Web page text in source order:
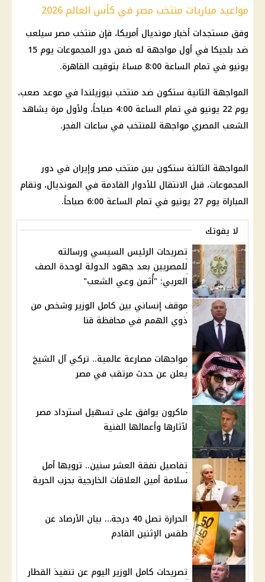
مواعيد مباريات منتخب مصر في كأس العالم 2026
وفق مستجدات أخبار مونديال أمريكا، فإن منتخب مصر سيلعب
ضد بلجيكا في أول مواجهة له ضمن دور المجموعات يوم 15
يونيو في تمام الساعة 8:00 مساءً بتوقيت القاهرة.
المواجهة الثانية ستكون ضد منتخب نيوزيلندا في موعد صعب،
يوم 22 يونيو في تمام الساعة 4:00 صباحاً، ولأول مرة يشاهد
الشعب المصري مواجهة للمنتخب في ساعات الفجر.
المواجهة الثالثة ستكون بين منتخب مصر وإيران في دور
المجموعات، قبل الانتقال للأدوار القادمة في المونديال، وتقام
المباراة يوم 27 يونيو في تمام الساعة 6:00 صباحاً.
لا يفوتك
تصريحات الرئيس السيسي ورسالته
للمصريين بعد جهود الدولة لوحدة الصف
العربي: "أُثمن وعي الشعب"
موقف إنساني بين كامل الوزير وشخص من
ذوي الهمم في محافظة قنا
مواجهات مصارعة عالمية.. تركي آل الشيخ
يعلن عن حدث مرتقب في مصر
ماكرون يوافق على تسهيل استرداد مصر
لآثارها وأعمالها الفنية
تفاصيل نفقة العشر سنين.. ترويها أمل
سلامة أمين العلاقات الخارجية بحزب الحرية
الحرارة تصل 40 درجة… بيان الأرصاد عن
طقس الإثنين القادم
تصريحات كامل الوزير اليوم عن تنفيذ القطار